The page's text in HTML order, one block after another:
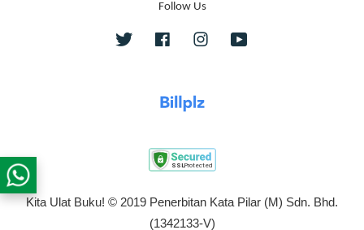
Follow Us
Twitter FacebookInstagram
Kita Ulat Buku! © 2019 Penerbitan Kata Pilar (M) Sdn. Bhd.
(1342133-V)